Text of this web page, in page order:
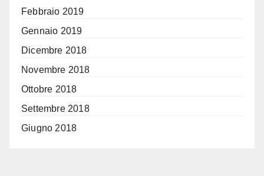
Febbraio 2019
Gennaio 2019
Dicembre 2018
Novembre 2018
Ottobre 2018
Settembre 2018
Giugno 2018